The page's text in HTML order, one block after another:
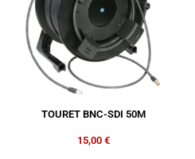
TOURET BNC-SDI 50M
15,00 €